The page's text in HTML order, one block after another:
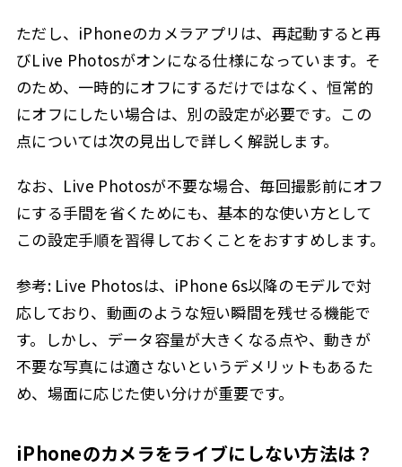
ただし、iPhoneのカメラアプリは、再起動すると再
びLive Photosがオンになる仕様になっています。そ
のため、一時的にオフにするだけではなく、恒常的
にオフにしたい場合は、別の設定が必要です。この
点については次の見出しで詳しく解説します。
なお、Live Photosが不要な場合、毎回撮影前にオフ
にする手間を省くためにも、基本的な使い方として
この設定手順を習得しておくことをおすすめします。
参考:Live Photosは、iPhone 6s以降のモデルで対
応しており、動画のような短い瞬間を残せる機能で
す。しかし、データ容量が大きくなる点や、動きが
不要な写真には適さないというデメリットもあるた
め、場面に応じた使い分けが重要です。
iPhoneのカメラをライブにしない方法は？